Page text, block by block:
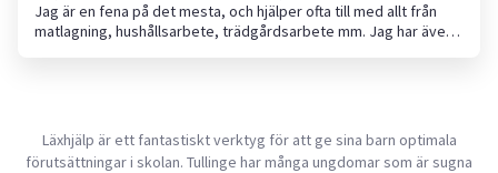
Jag är en fena på det mesta, och hjälper ofta till med allt från
matlagning, hushållsarbete, trädgårdsarbete mm. Jag har även
Läxhjälp är ett fantastiskt verktyg för att ge sina barn optimala
förutsättningar i skolan. Tullinge har många ungdomar som är sugna